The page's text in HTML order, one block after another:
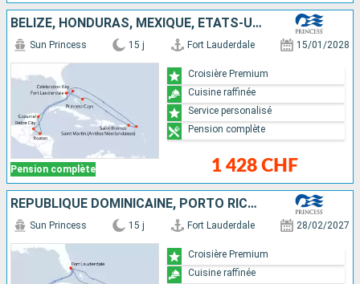
BELIZE, HONDURAS, MEXIQUE, ÉTATS-UNIS, BAHAMAS, SAINT-THOMAS, SAINT-MARTIN
Pension complète
Sun Princess 15 j Fort Lauderdale 15/01/2028
1 428 CHF
Croisière Premium
Cuisine raffinée
Service personalisé
Pension complète
RÉPUBLIQUE DOMINICAINE, PORTO RICO, ÎLES TURQUES-ET-CAÏQUES, ÉTATS-UNIS, MEXIQUE, HONDURAS, BELIZE
Sun Princess 15 j Fort Lauderdale 28/02/2027
Croisière Premium
Cuisine raffinée